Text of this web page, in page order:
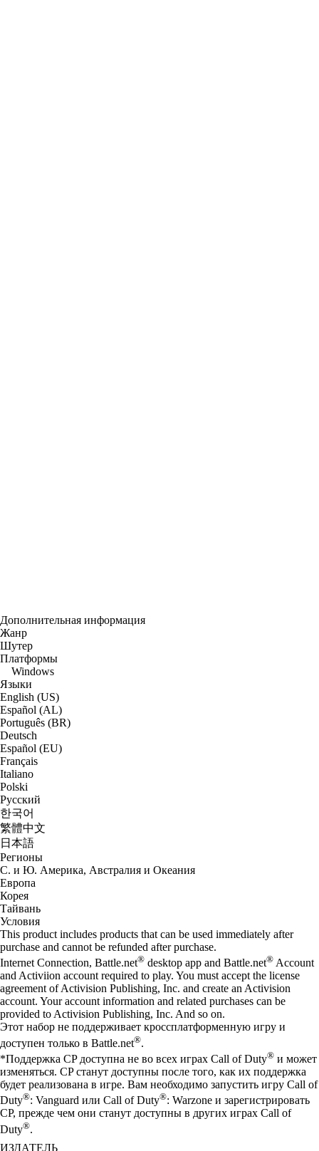
Дополнительная информация
Жанр
Шутер
Платформы
Windows
Языки
English (US)
Español (AL)
Português (BR)
Deutsch
Español (EU)
Français
Italiano
Polski
Русский
한국어
繁體中文
日本語
Регионы
С. и Ю. Америка, Австралия и Океания
Европа
Корея
Тайвань
Условия
This product includes products that can be used immediately after
purchase and cannot be refunded after purchase.
Internet Connection, Battle.net® desktop app and Battle.net® Account
and Activiion account required to play. You must accept the license
agreement of Activision Publishing, Inc. and create an Activision
account. Your account information and related purchases can be
provided to Activision Publishing, Inc. And so on.
Этот набор не поддерживает кроссплатформенную игру и
доступен только в Battle.net®.
*Поддержка CP доступна не во всех играх Call of Duty® и может
изменяться. CP станут доступны после того, как их поддержка
будет реализована в игре. Вам необходимо запустить игру Call of
Duty®: Vanguard или Call of Duty®: Warzone и зарегистрировать
CP, прежде чем они станут доступны в других играх Call of
Duty®.
ИЗДАТЕЛЬ